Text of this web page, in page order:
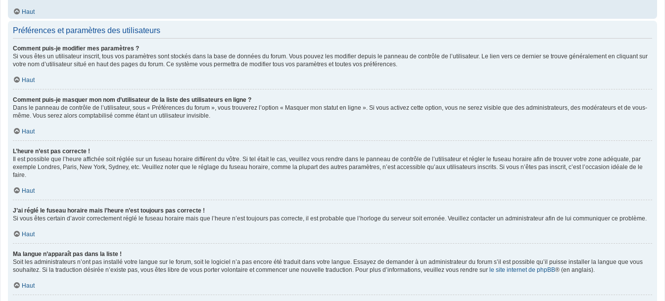
Haut
Préférences et paramètres des utilisateurs
Comment puis-je modifier mes paramètres ?
Si vous êtes un utilisateur inscrit, tous vos paramètres sont stockés dans la base de données du forum. Vous pouvez les modifier depuis le panneau de contrôle de l’utilisateur. Le lien vers ce dernier se trouve généralement en cliquant sur
votre nom d’utilisateur situé en haut des pages du forum. Ce système vous permettra de modifier tous vos paramètres et toutes vos préférences.
Haut
Comment puis-je masquer mon nom d’utilisateur de la liste des utilisateurs en ligne ?
Dans le panneau de contrôle de l’utilisateur, sous « Préférences du forum », vous trouverez l’option « Masquer mon statut en ligne ». Si vous activez cette option, vous ne serez visible que des administrateurs, des modérateurs et de vous-
même. Vous serez alors comptabilisé comme étant un utilisateur invisible.
Haut
L’heure n’est pas correcte !
Il est possible que l’heure affichée soit réglée sur un fuseau horaire différent du vôtre. Si tel était le cas, veuillez vous rendre dans le panneau de contrôle de l’utilisateur et régler le fuseau horaire afin de trouver votre zone adéquate, par
exemple Londres, Paris, New York, Sydney, etc. Veuillez noter que le réglage du fuseau horaire, comme la plupart des autres paramètres, n’est accessible qu’aux utilisateurs inscrits. Si vous n’êtes pas inscrit, c’est l’occasion idéale de le
faire.
Haut
J’ai réglé le fuseau horaire mais l’heure n’est toujours pas correcte !
Si vous êtes certain d’avoir correctement réglé le fuseau horaire mais que l’heure n’est toujours pas correcte, il est probable que l’horloge du serveur soit erronée. Veuillez contacter un administrateur afin de lui communiquer ce problème.
Haut
Ma langue n’apparaît pas dans la liste !
Soit les administrateurs n’ont pas installé votre langue sur le forum, soit le logiciel n’a pas encore été traduit dans votre langue. Essayez de demander à un administrateur du forum s’il est possible qu’il puisse installer la langue que vous
souhaitez. Si la traduction désirée n’existe pas, vous êtes libre de vous porter volontaire et commencer une nouvelle traduction. Pour plus d’informations, veuillez vous rendre sur le site internet de phpBB® (en anglais).
Haut